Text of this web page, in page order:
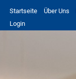
Startseite Über Uns
Login